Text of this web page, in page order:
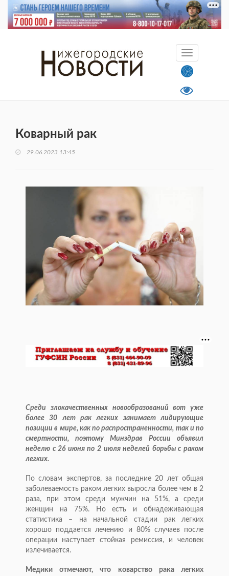
Коварный рак
29.06.2023 13:45
Среди злокачественных новообразований вот уже
более 30 лет рак легких занимает лидирующие
позиции в мире, как по распространенности, так и по
смертности, поэтому Минздрав России объявил
неделю с 26 июня по 2 июля неделей борьбы с раком
легких.
По словам экспертов, за последние 20 лет общая
заболеваемость раком легких выросла более чем в 2
раза, при этом среди мужчин на 51%, а среди
женщин на 75%. Но есть и обнадеживающая
статистика – на начальной стадии рак легких
хорошо поддается лечению и 80% случаев после
операции наступает стойкая ремиссия, и человек
излечивается.
Медики отмечают, что коварство рака легких